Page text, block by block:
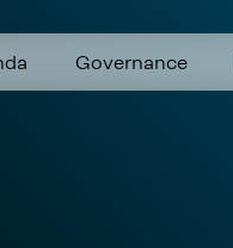
Governance